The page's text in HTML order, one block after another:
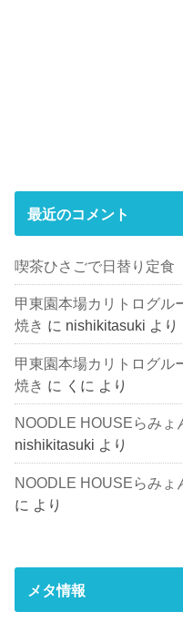
最近のコメント
喫茶ひさごで日替り定食
甲東園本場カリトログル
焼き に nishikitasuki より
甲東園本場カリトログル
焼き に くに より
NOODLE HOUSEらみょ
nishikitasuki より
NOODLE HOUSEらみょ
に より
メタ情報